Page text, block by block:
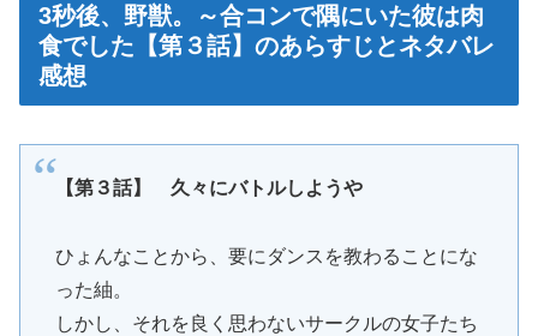
3秒後、野獣。～合コンで隅にいた彼は肉
食でした【第３話】のあらすじとネタバレ
感想
【第３話】 久々にバトルしようや
ひょんなことから、要にダンスを教わることにな
った紬。
しかし、それを良く思わないサークルの女子たち